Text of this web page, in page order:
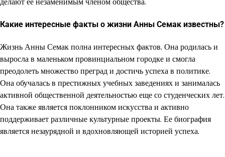
Какие интересные факты о жизни Анны Семак известны?
Жизнь Анны Семак полна интересных фактов. Она родилась и
выросла в маленьком провинциальном городке и смогла
преодолеть множество преград и достичь успеха в политике.
Она обучалась в престижных учебных заведениях и занималась
активной общественной деятельностью еще со студенческих лет.
Она также является поклонником искусства и активно
поддерживает различные культурные проекты. Ее биография
является незаурядной и вдохновляющей историей успеха.